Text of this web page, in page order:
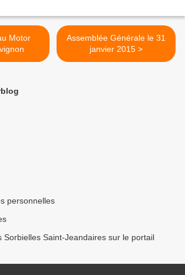
Assemblée Générale le 31
janvier 2015 >
personnelles
Sorbielles Saint-Jeandaires sur le portail